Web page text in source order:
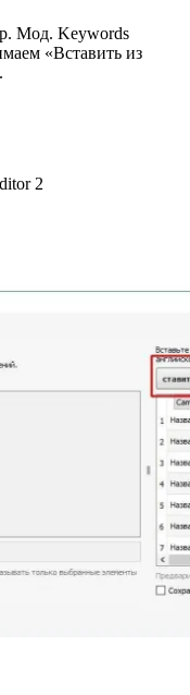
Мод. Keywords
«Вставить из